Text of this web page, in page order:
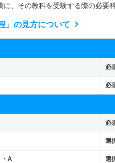
、その教科を受験する際の必要科
」の見方について
必
必
必
選
A 選